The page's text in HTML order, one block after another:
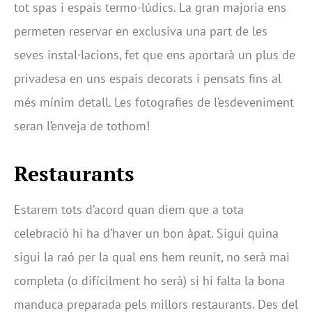
tot spas i espais termo-lúdics. La gran majoria ens
permeten reservar en exclusiva una part de les
seves instal·lacions, fet que ens aportarà un plus de
privadesa en uns espais decorats i pensats fins al
més mínim detall. Les fotografies de l’esdeveniment
seran l’enveja de tothom!
Restaurants
Estarem tots d’acord quan diem que a tota
celebració hi ha d’haver un bon àpat. Sigui quina
sigui la raó per la qual ens hem reunit, no serà mai
completa (o difícilment ho serà) si hi falta la bona
manduca preparada pels millors restaurants. Des del